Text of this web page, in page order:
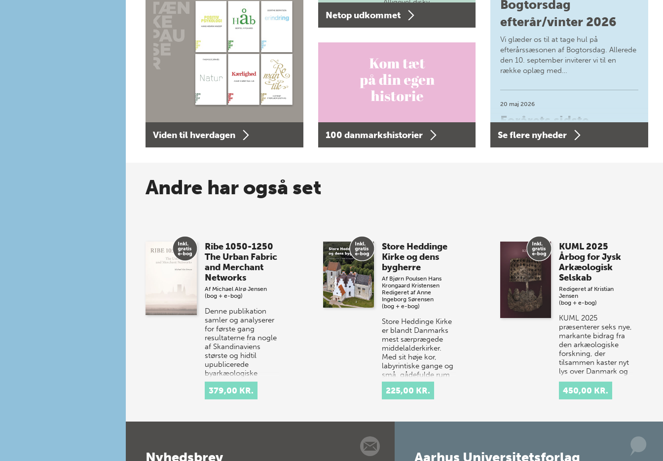
Viden til hverdagen
Alligevel diskv…
Netop udkommet
100 danmarkshistorier
Bogtorsdag
efterår/vinter 2026
Vi glæder os til at tage hul på
efterårssæsonen af Bogtorsdag. Allerede
den 10. september inviterer vi til en
række oplæg med…
20 maj 2026
Forårets sidste
Bogtorsdag 11. juni
Spar op til 70% til
sommer-lagersalg!
Vi gentager succesen og inviterer igen i
år til vores store sommer-lagersalg,
så sæt kryds i kalenderen onsdag den
10. j…
Se flere nyheder
Andre har også set
Ribe 1050-1250
The Urban Fabric
and Merchant
Networks
Af Michael Alrø Jensen
(bog + e-bog)
Denne publikation
samler og analyserer
for første gang
resultaterne fra nogle
af Skandinaviens
største og hidtil
upublicerede
byarkæologiske
udgravnin…
379,00 KR.
Store Heddinge
Kirke og dens
bygherre
Af Bjørn Poulsen Hans
Krongaard Kristensen
Redigeret af Anne
Ingeborg Sørensen
(bog + e-bog)
Store Heddinge Kirke
er blandt Danmarks
mest særprægede
middelalderkirker.
Med sit høje kor,
labyrintiske gange og
små, gådefulde rum
samt det ottekan…
225,00 KR.
KUML 2025
Årbog for Jysk
Arkæologisk
Selskab
Redigeret af Kristian
Jensen
(bog + e-bog)
KUML 2025
præsenterer seks nye,
markante bidrag fra
den arkæologiske
forskning, der
tilsammen kaster nyt
lys over Danmark og
Nordens historie.
Årbogen…
450,00 KR.
Nyhedsbrev Aarhus Universitetsforlag